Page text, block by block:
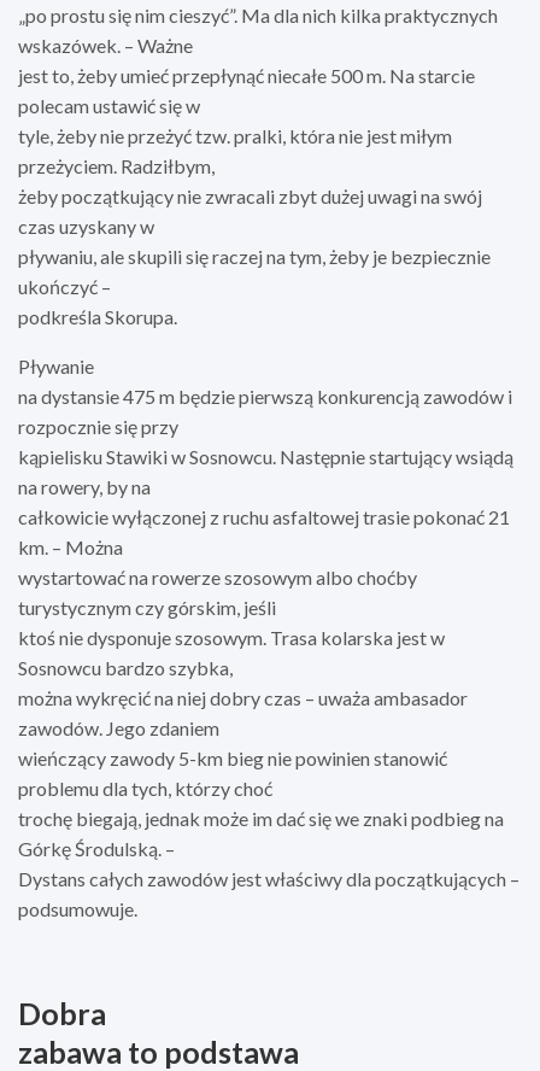
„po prostu się nim cieszyć”. Ma dla nich kilka praktycznych
wskazówek. – Ważne
jest to, żeby umieć przepłynąć niecałe 500 m. Na starcie
polecam ustawić się w
tyle, żeby nie przeżyć tzw. pralki, która nie jest miłym
przeżyciem. Radziłbym,
żeby początkujący nie zwracali zbyt dużej uwagi na swój
czas uzyskany w
pływaniu, ale skupili się raczej na tym, żeby je bezpiecznie
ukończyć –
podkreśla Skorupa.
Pływanie
na dystansie 475 m będzie pierwszą konkurencją zawodów i
rozpocznie się przy
kąpielisku Stawiki w Sosnowcu. Następnie startujący wsiądą
na rowery, by na
całkowicie wyłączonej z ruchu asfaltowej trasie pokonać 21
km. – Można
wystartować na rowerze szosowym albo choćby
turystycznym czy górskim, jeśli
ktoś nie dysponuje szosowym. Trasa kolarska jest w
Sosnowcu bardzo szybka,
można wykręcić na niej dobry czas – uważa ambasador
zawodów. Jego zdaniem
wieńczący zawody 5-km bieg nie powinien stanowić
problemu dla tych, którzy choć
trochę biegają, jednak może im dać się we znaki podbieg na
Górkę Środulską. –
Dystans całych zawodów jest właściwy dla początkujących –
podsumowuje.
Dobra
zabawa to podstawa